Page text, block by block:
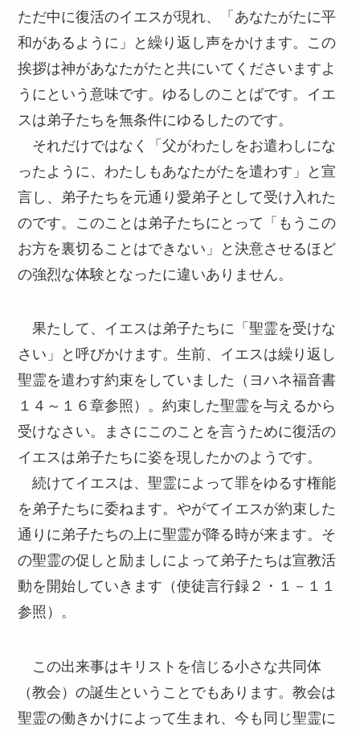
ただ中に復活のイエスが現れ、「あなたがたに平
和があるように」と繰り返し声をかけます。この
挨拶は神があなたがたと共にいてくださいますよ
うにという意味です。ゆるしのことばです。イエ
スは弟子たちを無条件にゆるしたのです。
それだけではなく「父がわたしをお遣わしにな
ったように、わたしもあなたがたを遣わす」と宣
言し、弟子たちを元通り愛弟子として受け入れた
のです。このことは弟子たちにとって「もうこの
お方を裏切ることはできない」と決意させるほど
の強烈な体験となったに違いありません。
果たして、イエスは弟子たちに「聖霊を受けな
さい」と呼びかけます。生前、イエスは繰り返し
聖霊を遣わす約束をしていました（ヨハネ福音書
１４～１６章参照）。約束した聖霊を与えるから
受けなさい。まさにこのことを言うために復活の
イエスは弟子たちに姿を現したかのようです。
続けてイエスは、聖霊によって罪をゆるす権能
を弟子たちに委ねます。やがてイエスが約束した
通りに弟子たちの上に聖霊が降る時が来ます。そ
の聖霊の促しと励ましによって弟子たちは宣教活
動を開始していきます（使徒言行録２・１－１１
参照）。
この出来事はキリストを信じる小さな共同体
（教会）の誕生ということでもあります。教会は
聖霊の働きかけによって生まれ、今も同じ聖霊に